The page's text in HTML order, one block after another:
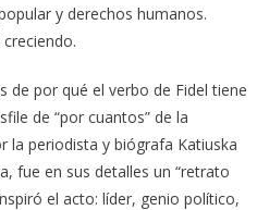
y derechos humanos.
de por qué el verbo de Fidel tiene
de “por cuantos” de la
la periodista y biógrafa Katiuska
fue en sus detalles un “retrato
el acto: líder, genio político,